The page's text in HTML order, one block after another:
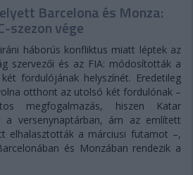
Barcelona és Monza:
szezon vége
háborús konfliktus miatt léptek az
szervezői és az FIA: módosították a
fordulójának helyszínét. Eredetileg
otthont az utolsó két fordulónak –
megfogalmazás, hiszen Katar
a versenynaptárban, ám az említett
elhalasztották a márciusi futamot –,
és Monzában rendezik a